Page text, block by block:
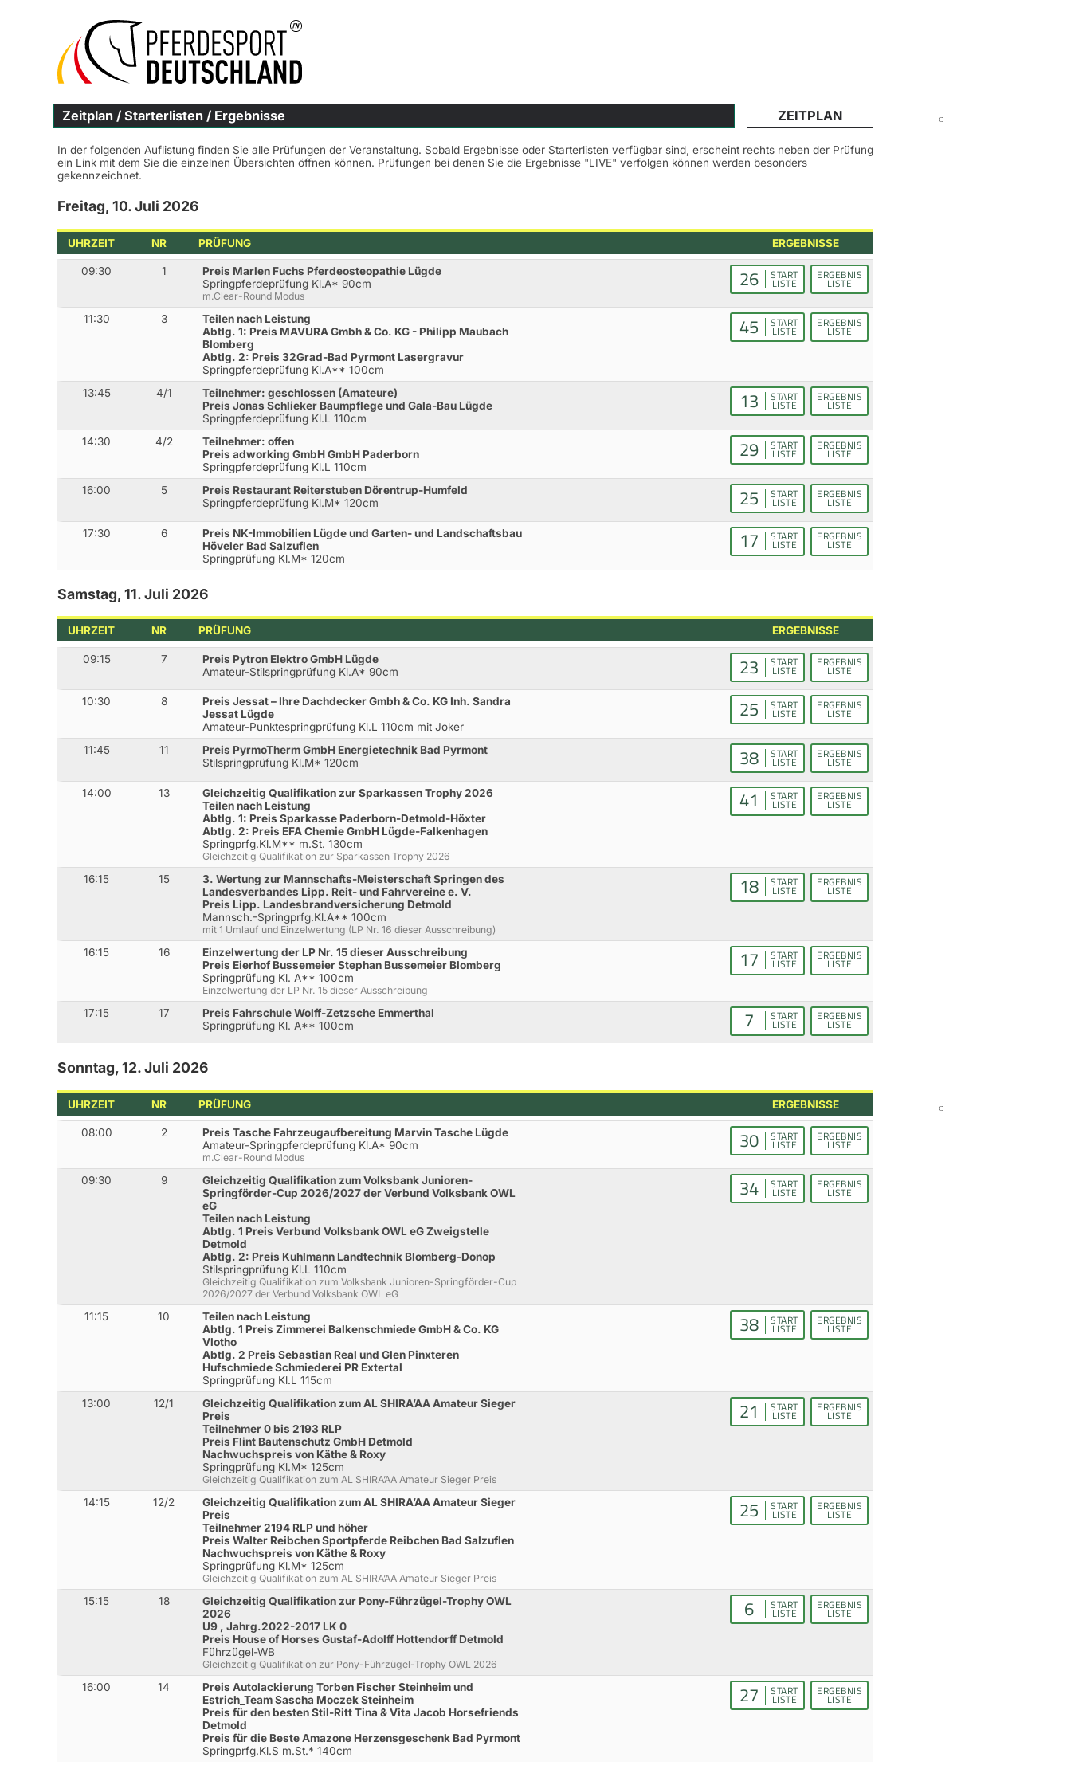
Zeitplan / Starterlisten / Ergebnisse ZEITPLAN
In der folgenden Auflistung finden Sie alle Prüfungen der Veranstaltung. Sobald Ergebnisse oder Starterlisten verfügbar sind, erscheint rechts neben der Prüfung
ein Link mit dem Sie die einzelnen Übersichten öffnen können. Prüfungen bei denen Sie die Ergebnisse "LIVE" verfolgen können werden besonders
gekennzeichnet.
Freitag, 10. Juli 2026
UHRZEIT NR PRÜFUNG ERGEBNISSE
09:30 1
Preis Marlen Fuchs Pferdeosteopathie Lügde
Springpferdeprüfung Kl.A* 90cm
m.Clear-Round Modus
26 START
LISTE
ERGEBNIS
LISTE
11:30 3
Teilen nach Leistung
Abtlg. 1: Preis MAVURA Gmbh & Co. KG - Philipp Maubach
Blomberg
Abtlg. 2: Preis 32Grad-Bad Pyrmont Lasergravur
Springpferdeprüfung Kl.A** 100cm
45 START
LISTE
ERGEBNIS
LISTE
13:45 4/1
Teilnehmer: geschlossen (Amateure)
Preis Jonas Schlieker Baumpflege und Gala-Bau Lügde
Springpferdeprüfung Kl.L 110cm
13 START
LISTE
ERGEBNIS
LISTE
14:30 4/2
Teilnehmer: offen
Preis adworking GmbH GmbH Paderborn
Springpferdeprüfung Kl.L 110cm
29 START
LISTE
ERGEBNIS
LISTE
16:00 5
Preis Restaurant Reiterstuben Dörentrup-Humfeld
Springpferdeprüfung Kl.M* 120cm
25 START
LISTE
ERGEBNIS
LISTE
17:30 6
Preis NK-Immobilien Lügde und Garten- und Landschaftsbau
Höveler Bad Salzuflen
Springprüfung Kl.M* 120cm
17 START
LISTE
ERGEBNIS
LISTE
Samstag, 11. Juli 2026
UHRZEIT NR PRÜFUNG ERGEBNISSE
09:15 7
Preis Pytron Elektro GmbH Lügde
Amateur-Stilspringprüfung Kl.A* 90cm
23 START
LISTE
ERGEBNIS
LISTE
10:30 8
Preis Jessat – Ihre Dachdecker Gmbh & Co. KG Inh. Sandra
Jessat Lügde
Amateur-Punktespringprüfung Kl.L 110cm mit Joker
25 START
LISTE
ERGEBNIS
LISTE
11:45 11
Preis PyrmoTherm GmbH Energietechnik Bad Pyrmont
Stilspringprüfung Kl.M* 120cm
38 START
LISTE
ERGEBNIS
LISTE
14:00 13
Gleichzeitig Qualifikation zur Sparkassen Trophy 2026
Teilen nach Leistung
Abtlg. 1: Preis Sparkasse Paderborn-Detmold-Höxter
Abtlg. 2: Preis EFA Chemie GmbH Lügde-Falkenhagen
Springprfg.Kl.M** m.St. 130cm
Gleichzeitig Qualifikation zur Sparkassen Trophy 2026
41 START
LISTE
ERGEBNIS
LISTE
16:15 15
3. Wertung zur Mannschafts-Meisterschaft Springen des
Landesverbandes Lipp. Reit- und Fahrvereine e. V.
Preis Lipp. Landesbrandversicherung Detmold
Mannsch.-Springprfg.Kl.A** 100cm
mit 1 Umlauf und Einzelwertung (LP Nr. 16 dieser Ausschreibung)
18 START
LISTE
ERGEBNIS
LISTE
16:15 16
Einzelwertung der LP Nr. 15 dieser Ausschreibung
Preis Eierhof Bussemeier Stephan Bussemeier Blomberg
Springprüfung Kl. A** 100cm
Einzelwertung der LP Nr. 15 dieser Ausschreibung
17 START
LISTE
ERGEBNIS
LISTE
17:15 17
Preis Fahrschule Wolff-Zetzsche Emmerthal
Springprüfung Kl. A** 100cm
7 START
LISTE
ERGEBNIS
LISTE
Sonntag, 12. Juli 2026
UHRZEIT NR PRÜFUNG ERGEBNISSE
08:00 2
Preis Tasche Fahrzeugaufbereitung Marvin Tasche Lügde
Amateur-Springpferdeprüfung Kl.A* 90cm
m.Clear-Round Modus
30 START
LISTE
ERGEBNIS
LISTE
09:30 9
Gleichzeitig Qualifikation zum Volksbank Junioren-
Springförder-Cup 2026/2027 der Verbund Volksbank OWL
eG
Teilen nach Leistung
Abtlg. 1 Preis Verbund Volksbank OWL eG Zweigstelle
Detmold
Abtlg. 2: Preis Kuhlmann Landtechnik Blomberg-Donop
Stilspringprüfung Kl.L 110cm
Gleichzeitig Qualifikation zum Volksbank Junioren-Springförder-Cup
2026/2027 der Verbund Volksbank OWL eG
34 START
LISTE
ERGEBNIS
LISTE
11:15 10
Teilen nach Leistung
Abtlg. 1 Preis Zimmerei Balkenschmiede GmbH & Co. KG
Vlotho
Abtlg. 2 Preis Sebastian Real und Glen Pinxteren
Hufschmiede Schmiederei PR Extertal
Springprüfung Kl.L 115cm
38 START
LISTE
ERGEBNIS
LISTE
13:00 12/1
Gleichzeitig Qualifikation zum AL SHIRA’AA Amateur Sieger
Preis
Teilnehmer 0 bis 2193 RLP
Preis Flint Bautenschutz GmbH Detmold
Nachwuchspreis von Käthe & Roxy
Springprüfung Kl.M* 125cm
Gleichzeitig Qualifikation zum AL SHIRA’AA Amateur Sieger Preis
21 START
LISTE
ERGEBNIS
LISTE
14:15 12/2
Gleichzeitig Qualifikation zum AL SHIRA’AA Amateur Sieger
Preis
Teilnehmer 2194 RLP und höher
Preis Walter Reibchen Sportpferde Reibchen Bad Salzuflen
Nachwuchspreis von Käthe & Roxy
Springprüfung Kl.M* 125cm
Gleichzeitig Qualifikation zum AL SHIRA’AA Amateur Sieger Preis
25 START
LISTE
ERGEBNIS
LISTE
15:15 18
Gleichzeitig Qualifikation zur Pony-Führzügel-Trophy OWL
2026
U9 , Jahrg.2022-2017 LK 0
Preis House of Horses Gustaf-Adolff Hottendorff Detmold
Führzügel-WB
Gleichzeitig Qualifikation zur Pony-Führzügel-Trophy OWL 2026
6 START
LISTE
ERGEBNIS
LISTE
16:00 14
Preis Autolackierung Torben Fischer Steinheim und
Estrich_Team Sascha Moczek Steinheim
Preis für den besten Stil-Ritt Tina & Vita Jacob Horsefriends
Detmold
Preis für die Beste Amazone Herzensgeschenk Bad Pyrmont
Springprfg.Kl.S m.St.* 140cm
27 START
LISTE
ERGEBNIS
LISTE